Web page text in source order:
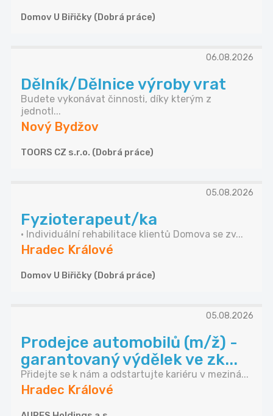
Domov U Biřičky (Dobrá práce)
06.08.2026
Dělník/Dělnice výroby vrat
Budete vykonávat činnosti, díky kterým z
jednotl...
Nový Bydžov
TOORS CZ s.r.o. (Dobrá práce)
05.08.2026
Fyzioterapeut/ka
• Individuální rehabilitace klientů Domova se zv...
Hradec Králové
Domov U Biřičky (Dobrá práce)
05.08.2026
Prodejce automobilů (m/ž) -
garantovaný výdělek ve zk...
Přidejte se k nám a odstartujte kariéru v meziná...
Hradec Králové